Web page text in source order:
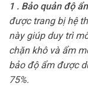
1 . Bảo quản độ
được trang bị hệ
này giúp duy trì
chặn khô và ẩm
bảo độ ẩm được
75%.